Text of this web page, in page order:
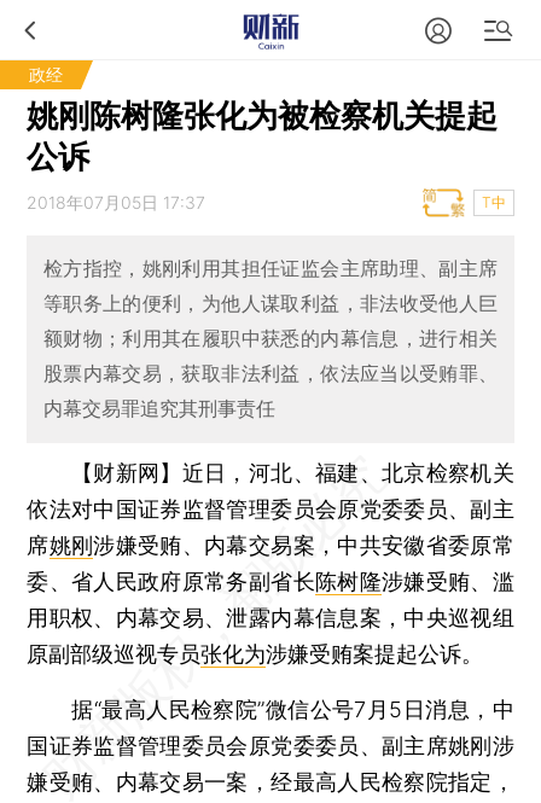
政经
姚刚陈树隆张化为被检察机关提起
公诉
2018年07月05日 17:37 T中
检方指控，姚刚利用其担任证监会主席助理、副主席
等职务上的便利，为他人谋取利益，非法收受他人巨
额财物；利用其在履职中获悉的内幕信息，进行相关
股票内幕交易，获取非法利益，依法应当以受贿罪、
内幕交易罪追究其刑事责任
【财新网】 近日，河北、福建、北京检察机关
依法对中国证券监督管理委员会原党委委员、副主
席姚刚涉嫌受贿、内幕交易案，中共安徽省委原常
委、省人民政府原常务副省长陈树隆涉嫌受贿、滥
用职权、内幕交易、泄露内幕信息案，中央巡视组
原副部级巡视专员张化为涉嫌受贿案提起公诉。
据“最高人民检察院”微信公号7月5日消息，中
国证券监督管理委员会原党委委员、副主席姚刚涉
嫌受贿、内幕交易一案，经最高人民检察院指定，